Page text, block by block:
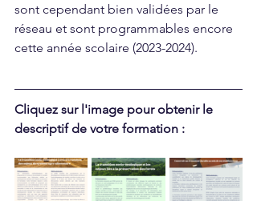
sont cependant bien validées par le
réseau et sont programmables encore
cette année scolaire (2023-2024).
Cliquez sur l'image pour obtenir le
descriptif de votre formation :